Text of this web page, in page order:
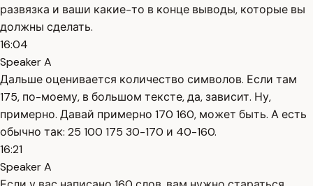
развязка и ваши какие-то в конце выводы, которые вы
должны сделать.
16:04
Speaker A
Дальше оценивается количество символов. Если там
175, по-моему, в большом тексте, да, зависит. Ну,
примерно. Давай примерно 170 160, может быть. А есть
обычно так: 25 100 175 30-170 и 40-160.
16:21
Speaker A